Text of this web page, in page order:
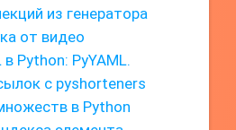
из генератора
от видео
Python: PyYAML.
с pyshorteners
в Python